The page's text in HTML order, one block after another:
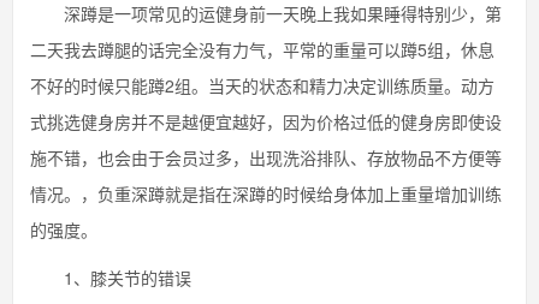
深蹲是一项常见的运健身前一天晚上我如果睡得特别少，第
二天我去蹲腿的话完全没有力气，平常的重量可以蹲5组，休息
不好的时候只能蹲2组。当天的状态和精力决定训练质量。动方
式挑选健身房并不是越便宜越好，因为价格过低的健身房即使设
施不错，也会由于会员过多，出现洗浴排队、存放物品不方便等
情况。，负重深蹲就是指在深蹲的时候给身体加上重量增加训练
的强度。
1、膝关节的错误